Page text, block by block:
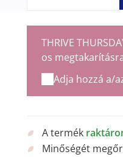
THRIVE
os
Adja hozzá a/
A termék
Minőségét